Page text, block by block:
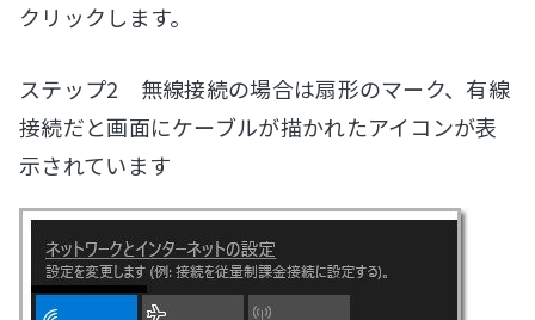
クリックします。
ステップ2 無線接続の場合は扇形のマーク、有線
接続だと画面にケーブルが描かれたアイコンが表
示されています